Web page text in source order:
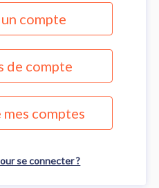
compte
de compte
comptes
se connecter ?